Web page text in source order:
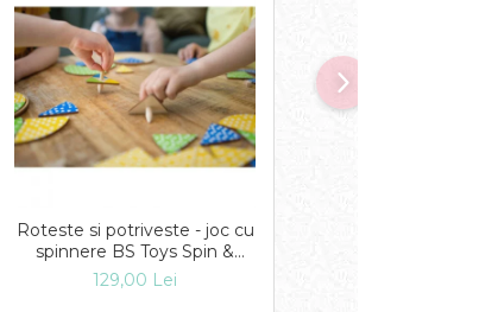
Roteste si potriveste - joc cu
spinnere BS Toys Spin &
Match
129,00 Lei